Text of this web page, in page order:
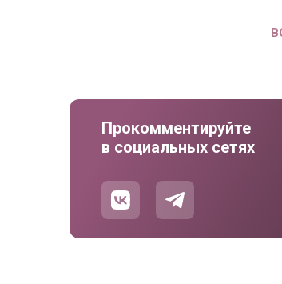
Прокомментируйте
в социальных сетях